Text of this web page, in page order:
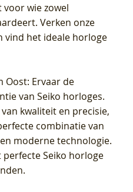
wie zowel
Verken onze
vind het ideale horloge
Oost: Ervaar de
van Seiko horloges.
kwaliteit en precisie,
combinatie van
moderne technologie.
perfecte Seiko horloge